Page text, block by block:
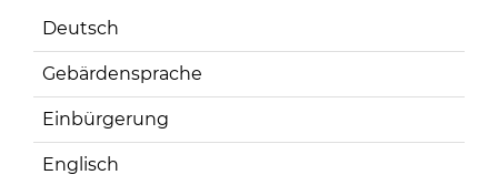
Deutsch
Gebärdensprache
Einbürgerung
Englisch